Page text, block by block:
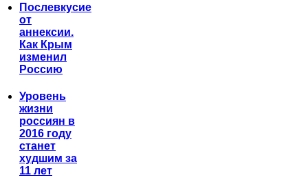
Послевкусие
от
аннексии.
Как Крым
изменил
Россию
Уровень
жизни
россиян в
2016 году
станет
худшим за
11 лет